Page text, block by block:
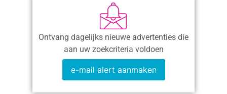
Ontvang dagelijks nieuwe advertenties die
aan uw zoekcriteria voldoen
e-mail alert aanmaken